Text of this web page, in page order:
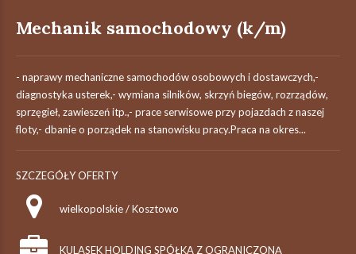
Mechanik samochodowy (k/m)
- naprawy mechaniczne samochodów osobowych i dostawczych,-
diagnostyka usterek,- wymiana silników, skrzyń biegów, rozrządów,
sprzęgieł, zawieszeń itp.,- prace serwisowe przy pojazdach z naszej
floty,- dbanie o porządek na stanowisku pracy.Praca na okres...
SZCZEGÓŁY OFERTY
wielkopolskie / Kosztowo
KULASEK HOLDING SPÓŁKA Z OGRANICZONĄ